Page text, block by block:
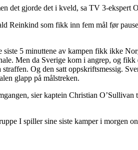
det gjorde det i kveld, sa TV 3-ekspert
Reinkind som fikk inn fem mål før
5 minuttene av kampen fikk ikke
Men da Sverige kom i angrep, og
Og den satt oppskriftsmessig.
glapp på målstreken.
sier kaptein Christian
I spiller sine siste kamper i morgen